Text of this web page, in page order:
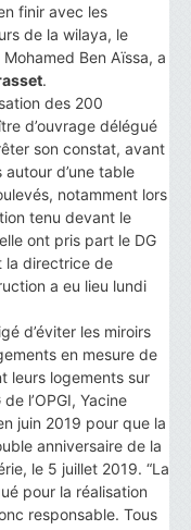
finir avec les
de la wilaya, le
Ben Aïssa, a
.
des 200
d’ouvrage délégué
son constat, avant
autour d’une table
notamment lors
tenu devant le
ont pris part le DG
la directrice de
a eu lieu lundi
d’éviter les miroirs
en mesure de
leurs logements sur
l’OPGI, Yacine
juin 2019 pour que la
anniversaire de la
le 5 juillet 2019. “La
pour la réalisation
responsable. Tous